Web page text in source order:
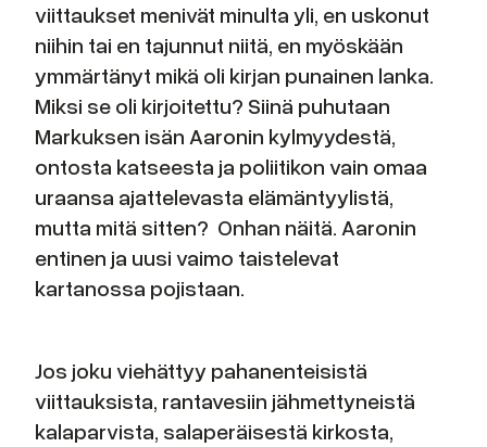
viittaukset menivät minulta yli, en uskonut
niihin tai en tajunnut niitä, en myöskään
ymmärtänyt mikä oli kirjan punainen lanka.
Miksi se oli kirjoitettu? Siinä puhutaan
Markuksen isän Aaronin kylmyydestä,
ontosta katseesta ja poliitikon vain omaa
uraansa ajattelevasta elämäntyylistä,
mutta mitä sitten? Onhan näitä. Aaronin
entinen ja uusi vaimo taistelevat
kartanossa pojistaan.
Jos joku viehättyy pahanenteisistä
viittauksista, rantavesiin jähmettyneistä
kalaparvista, salaperäisestä kirkosta,